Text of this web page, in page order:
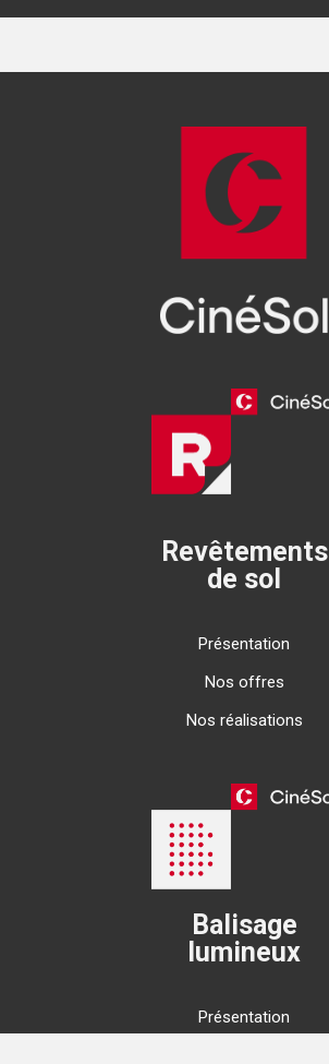
Revêtements
de sol
Présentation
Nos offres
Nos réalisations
Balisage
lumineux
Présentation